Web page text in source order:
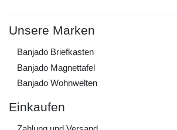
Unsere Marken
Banjado Briefkasten
Banjado Magnettafel
Banjado Wohnwelten
Einkaufen